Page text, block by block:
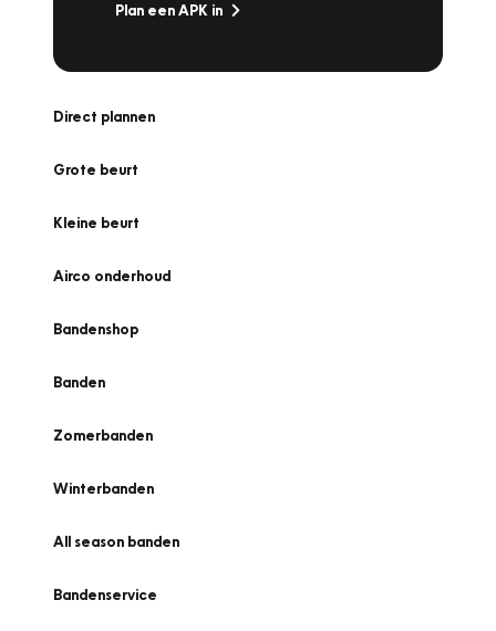
Plan een APK in
Direct plannen
Grote beurt
Kleine beurt
Airco onderhoud
Bandenshop
Banden
Zomerbanden
Winterbanden
All season banden
Bandenservice